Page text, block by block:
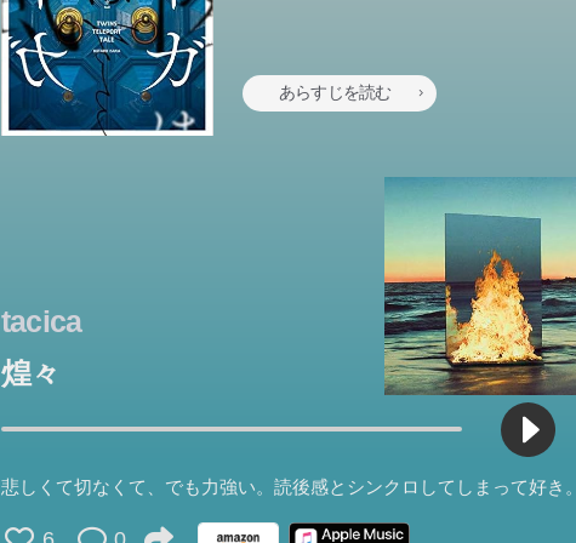
あらすじを読む
tacica
煌々
悲しくて切なくて、でも力強い。読後感とシンクロしてしまって好き